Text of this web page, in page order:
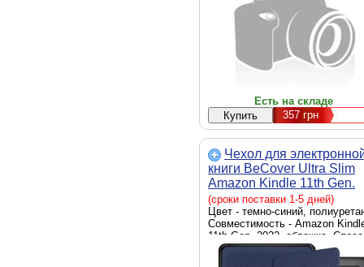
Есть на складе
357грн
Чехол для
книги BeCover Ultra Slim
Amazon Kindle 11th Gen.
2022 6" Deep Blue
(сроки поставки 1-5 дней)
Цвет - темно-синий,
Совместимость - Amazon
11th Gen. 2022, обложка,
крепления - обложка